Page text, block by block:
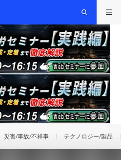
災害/事故/不祥事 テクノロジー/製品